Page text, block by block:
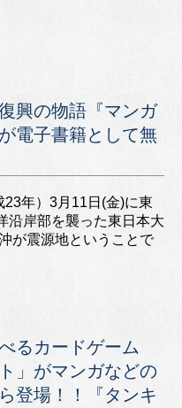
興の物語『マンガ
電子書籍として無
23年）3月11日(金)に東
沿岸部を襲った東日本大
が震源地ということで
るカードゲーム
」がマンガなどの
登場！！『タンキ